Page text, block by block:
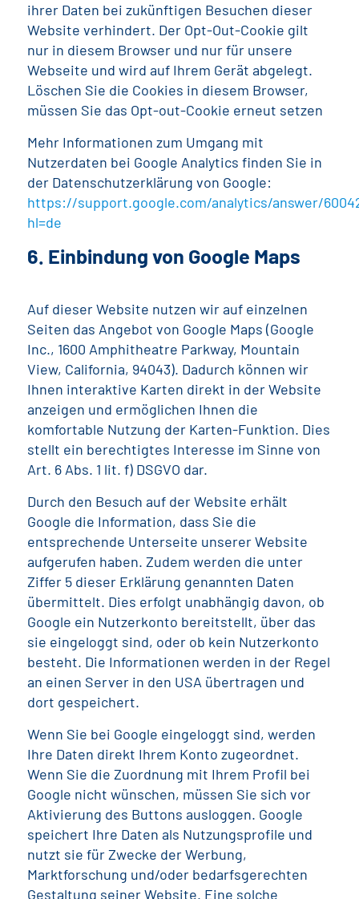
ihrer Daten bei zukünftigen Besuchen dieser
Website verhindert. Der Opt-Out-Cookie gilt
nur in diesem Browser und nur für unsere
Webseite und wird auf Ihrem Gerät abgelegt.
Löschen Sie die Cookies in diesem Browser,
müssen Sie das Opt-out-Cookie erneut setzen
Mehr Informationen zum Umgang mit
Nutzerdaten bei Google Analytics finden Sie in
der Datenschutzerklärung von Google:
https://support.google.com/analytics/answer/
hl=de
6. Einbindung von Google Maps
Auf dieser Website nutzen wir auf einzelnen
Seiten das Angebot von Google Maps (Google
Inc., 1600 Amphitheatre Parkway, Mountain
View, California, 94043). Dadurch können wir
Ihnen interaktive Karten direkt in der Website
anzeigen und ermöglichen Ihnen die
komfortable Nutzung der Karten-Funktion. Dies
stellt ein berechtigtes Interesse im Sinne von
Art. 6 Abs. 1 lit. f) DSGVO dar.
Durch den Besuch auf der Website erhält
Google die Information, dass Sie die
entsprechende Unterseite unserer Website
aufgerufen haben. Zudem werden die unter
Ziffer 5 dieser Erklärung genannten Daten
übermittelt. Dies erfolgt unabhängig davon, ob
Google ein Nutzerkonto bereitstellt, über das
sie eingeloggt sind, oder ob kein Nutzerkonto
besteht. Die Informationen werden in der Regel
an einen Server in den USA übertragen und
dort gespeichert.
Wenn Sie bei Google eingeloggt sind, werden
Ihre Daten direkt Ihrem Konto zugeordnet.
Wenn Sie die Zuordnung mit Ihrem Profil bei
Google nicht wünschen, müssen Sie sich vor
Aktivierung des Buttons ausloggen. Google
speichert Ihre Daten als Nutzungsprofile und
nutzt sie für Zwecke der Werbung,
Marktforschung und/oder bedarfsgerechten
Gestaltung seiner Website. Eine solche